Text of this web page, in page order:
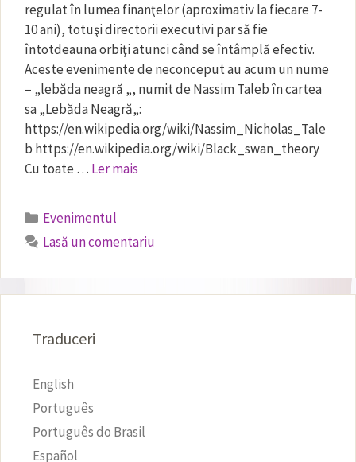
regulat în lumea finanţelor (aproximativ la fiecare 7-
10 ani), totuşi directorii executivi par să fie
întotdeauna orbiţi atunci când se întâmplă efectiv.
Aceste evenimente de neconceput au acum un nume
– „lebăda neagră „, numit de Nassim Taleb în cartea
sa „Lebăda Neagră„:
https://en.wikipedia.org/wiki/Nassim_Nicholas_Tale
b https://en.wikipedia.org/wiki/Black_swan_theory
Cu toate … Ler mais
Categorii
Evenimentul
Lasă un comentariu
Traduceri
English
Português
Português do Brasil
Español